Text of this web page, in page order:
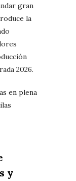
gran
la
2026.
en plena
y